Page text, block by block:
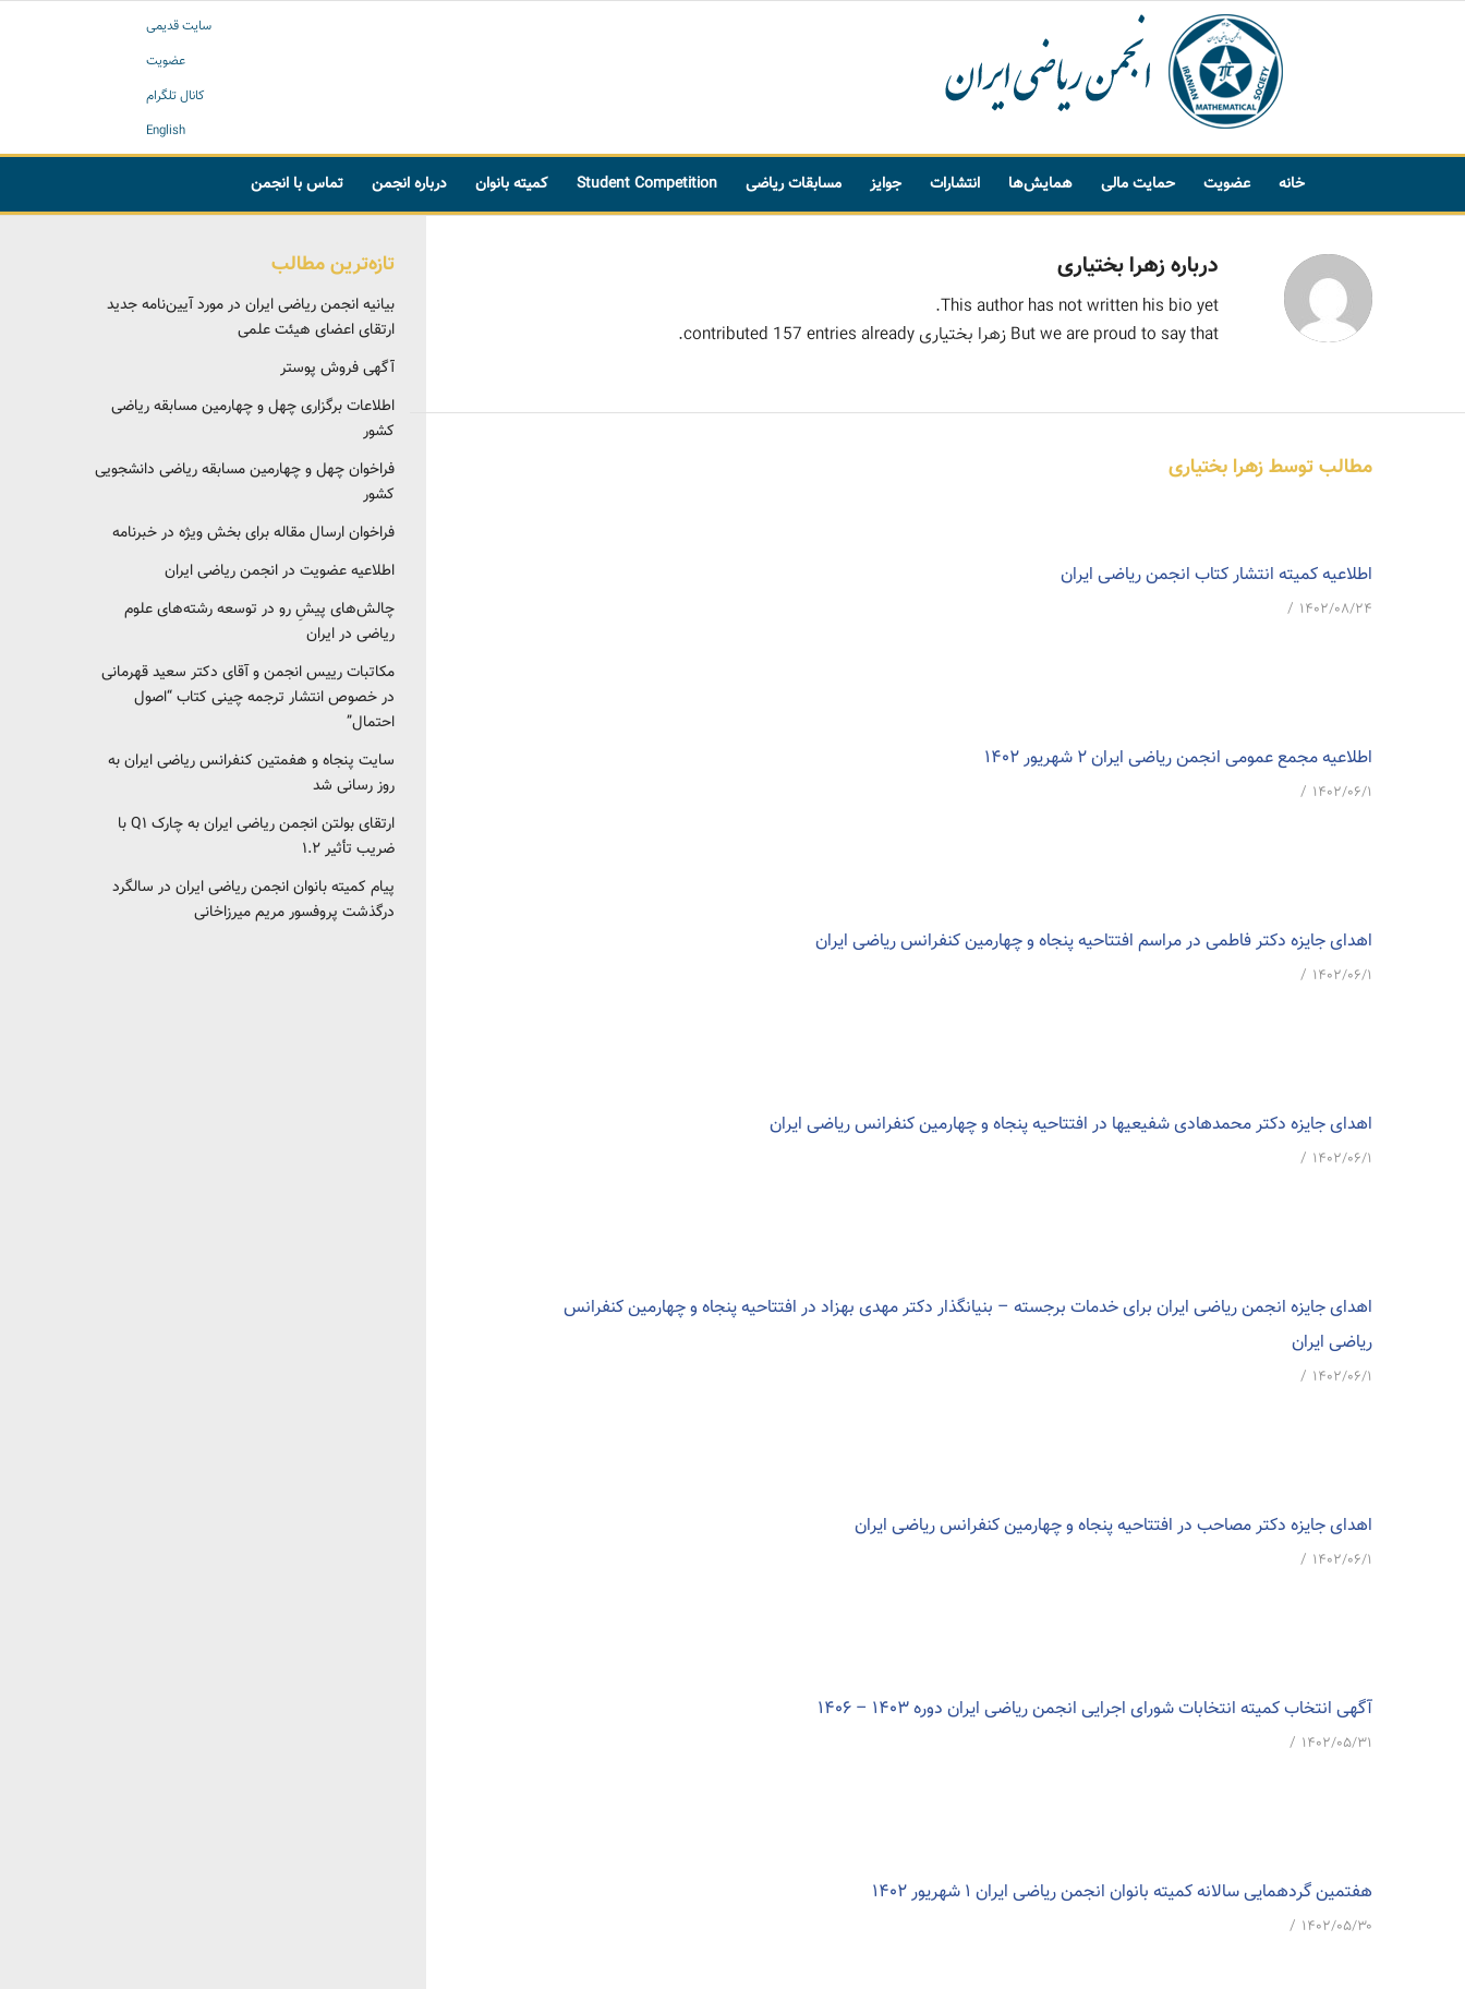
سایت قدیمی
عضویت
کانال تلگرام
English
خانه عضویت حمایت مالی همایش‌ها انتشارات جوایز مسابقات ریاضی Student Competition کمیته بانوان درباره انجمن تماس با انجمن
دربارهزهرا بختیاری
This author has not written his bio yet.
But we are proud to say that زهرا بختیاری
مطالب توسط زهرا بختیاری
اطلاعیه کمیته انتشار کتاب انجمن ریاضی ایران
۱۴۰۲/۰۸/۲۴ /
اطلاعیه مجمع عمومی انجمن ریاضی ایران 2 شهریور 1402
۱۴۰۲/۰۶/۱ /
اهدای جایزه دکتر فاطمی در مراسم افتتاحیه پنجاه و چهارمین کنفرانس ریاضی ایران
۱۴۰۲/۰۶/۱ /
اهدای جایزه دکتر محمدهادی شفیعیها در افتتاحیه پنجاه و چهارمین کنفرانس ریاضی ایران
۱۴۰۲/۰۶/۱ /
اهدای جایزه انجمن ریاضی ایران برای خدمات برجسته – بنیانگذار دکتر مهدی بهزاد در افتتاحیه پنجاه و چهارمین کنفرانس
ریاضی ایران
۱۴۰۲/۰۶/۱ /
اهدای جایزه دکتر مصاحب در افتتاحیه پنجاه و چهارمین کنفرانس ریاضی ایران
۱۴۰۲/۰۶/۱ /
آگهی انتخاب کمیته انتخابات شورای اجرایی انجمن ریاضی ایران دوره 1403 – 1406
۱۴۰۲/۰۵/۳۱ /
هفتمین گردهمایی سالانه کمیته بانوان انجمن ریاضی ایران 1 شهریور 1402
۱۴۰۲/۰۵/۳۰ /
تازه‌ترین مطالب
بیانیه انجمن ریاضی ایران در مورد آیین‌نامه جدید
ارتقای اعضای هیئت علمی
آگهی فروش پوستر
اطلاعات برگزاری چهل و چهارمین مسابقه ریاضی
کشور
فراخوان چهل و چهارمین مسابقه ریاضی دانشجویی
کشور‎‎
فراخوان ارسال مقاله برای بخش ویژه در خبرنامه
اطلاعیه عضویت در انجمن ریاضی ایران
چالش‌های پیشِ رو در توسعه رشته‌های علوم
ریاضی در ایران
مکاتبات رییس انجمن و آقای دکتر سعید قهرمانی
در خصوص انتشار ترجمه چینی کتاب “اصول
احتمال”
سایت پنجاه و هفمتین کنفرانس ریاضی ایران به
روز رسانی شد
ارتقای بولتن انجمن ریاضی ایران به چارک Q1 با
ضریب تأثیر ۱.۲
پیام کمیته بانوان انجمن ریاضی ایران در سالگرد
درگذشت پروفسور مریم میرزاخانی